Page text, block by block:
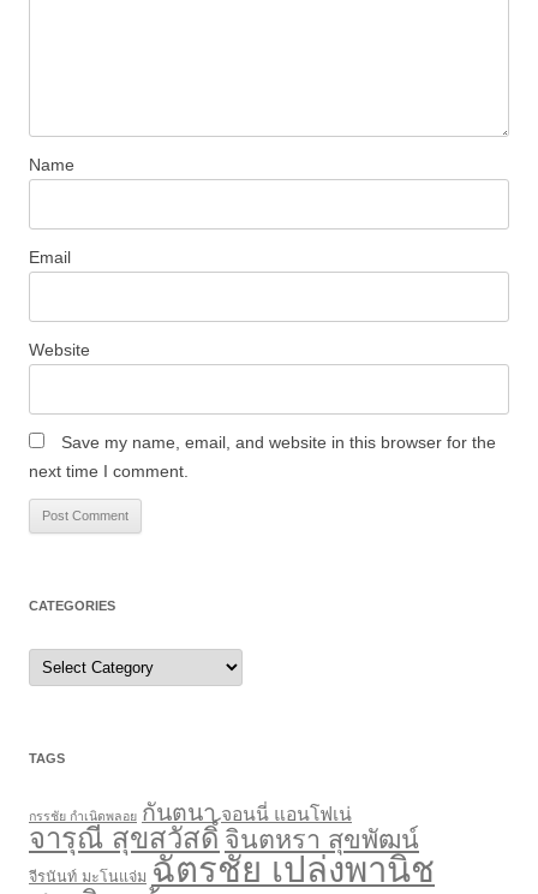
Name
Email
Website
Save my name, email, and website in this browser for the
next time I comment.
CATEGORIES
Categories
TAGS
กรรชัย กำเนิดพลอย กันตนา จอนนี่ แอนโฟเน่
จารุณี สุขสวัสดิ์ จินตหรา สุขพัฒน์
จีรนันท์ มะโนแจ่ม ฉัตรชัย เปล่งพานิช